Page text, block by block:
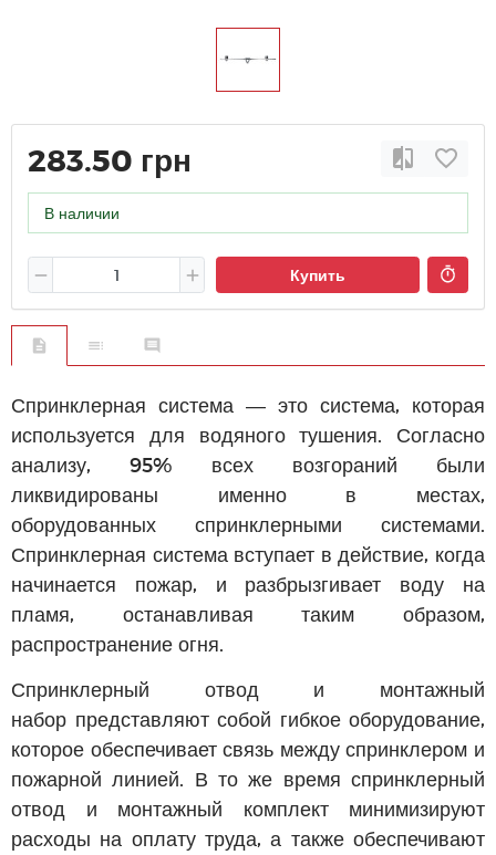
283.50 грн
В наличии
Купить
Спринклерная система — это система, которая
используется для водяного тушения. Согласно
анализу, 95% всех возгораний были
ликвидированы именно в местах,
оборудованных спринклерными системами.
Спринклерная система вступает в действие, когда
начинается пожар, и разбрызгивает воду на
пламя, останавливая таким образом,
распространение огня.
Спринклерный отвод и монтажный
набор представляют собой гибкое оборудование,
которое обеспечивает связь между спринклером и
пожарной линией. В то же время спринклерный
отвод и монтажный комплект минимизируют
расходы на оплату труда, а также обеспечивают